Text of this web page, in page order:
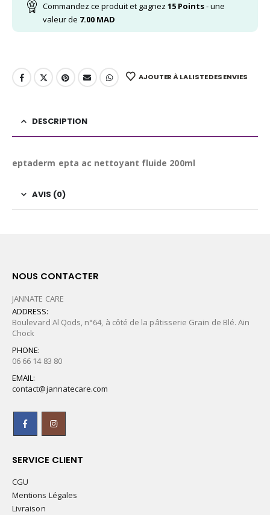
Commandez ce produit et gagnez 15 Points- une
valeur de 7.00 MAD
AJOUTER À LA LISTE DES ENVIES
DESCRIPTION
eptaderm epta ac nettoyant fluide 200ml
AVIS (0)
NOUS CONTACTER
JANNATE CARE
ADDRESS:
Boulevard Al Qods, n°64, à côté de la pâtisserie Grain de Blé. Ain
Chock
PHONE:
06 66 14 83 80
EMAIL:
contact@jannatecare.com
SERVICE CLIENT
CGU
Mentions Légales
Livraison